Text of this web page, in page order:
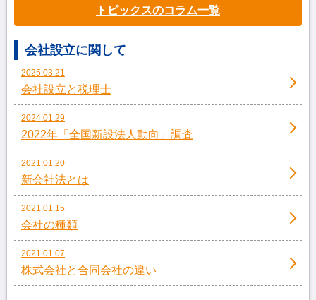
トピックスのコラム一覧
会社設立に関して
2025.03.21
会社設立と税理士
2024.01.29
2022年「全国新設法人動向」調査
2021.01.20
新会社法とは
2021.01.15
会社の種類
2021.01.07
株式会社と合同会社の違い